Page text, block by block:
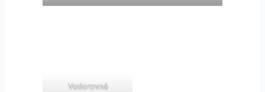
Vodorovná